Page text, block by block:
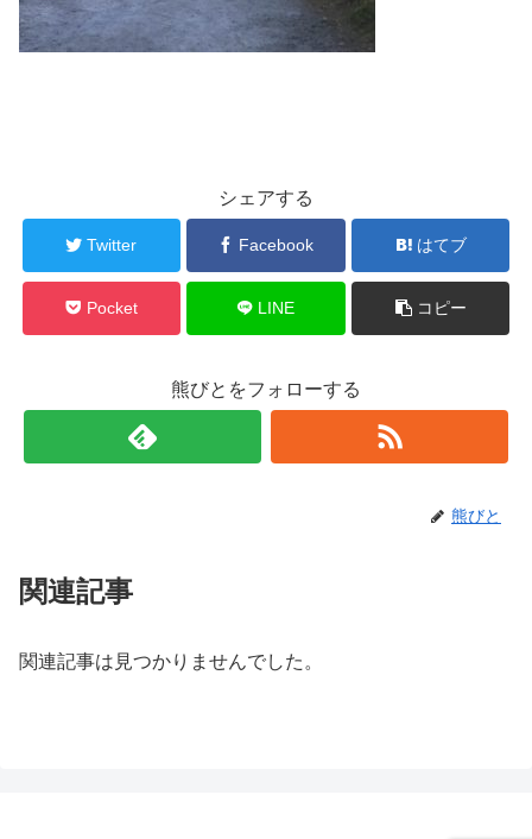
シェアする
Twitter Facebook はてブ
Pocket LINE コピー
熊びとをフォローする
熊びと
関連記事
関連記事は見つかりませんでした。